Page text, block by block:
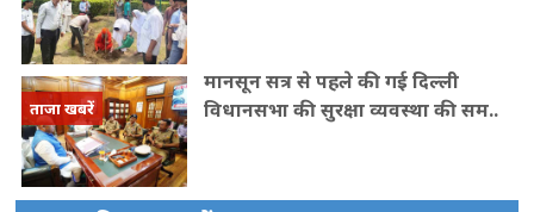
ताजा खबरें
मानसून सत्र से पहले की गई दिल्ली
विधानसभा की सुरक्षा व्यवस्था की सम..